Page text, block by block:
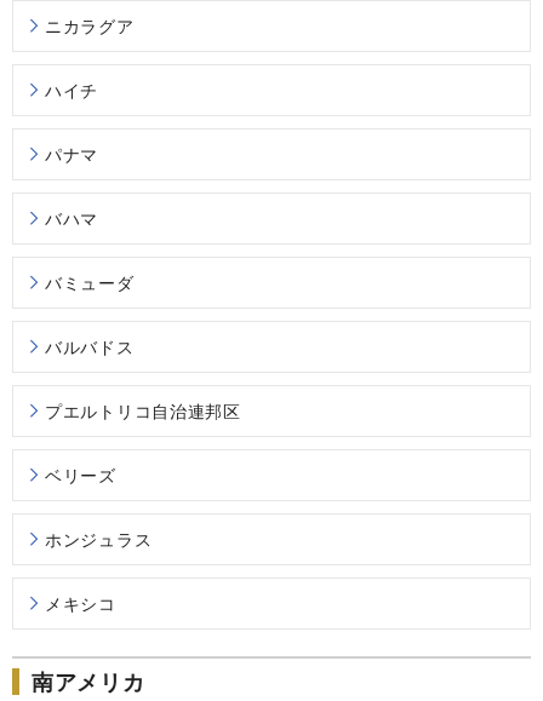
ニカラグア
ハイチ
パナマ
バハマ
バミューダ
バルバドス
プエルトリコ自治連邦区
ベリーズ
ホンジュラス
メキシコ
南アメリカ